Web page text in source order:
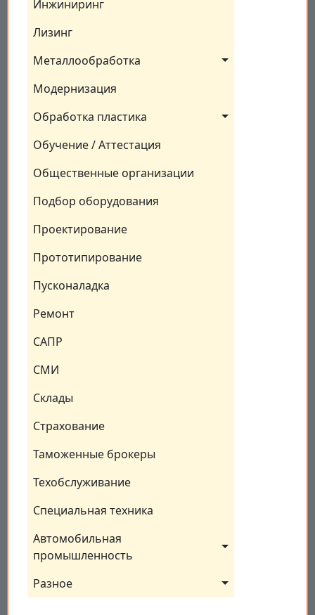
Инжиниринг
Лизинг
Металлообработка
Модернизация
Обработка пластика
Обучение / Аттестация
Общественные организации
Подбор оборудования
Проектирование
Прототипирование
Пусконаладка
Ремонт
САПР
СМИ
Склады
Страхование
Таможенные брокеры
Техобслуживание
Специальная техника
Автомобильная
промышленность
Разное